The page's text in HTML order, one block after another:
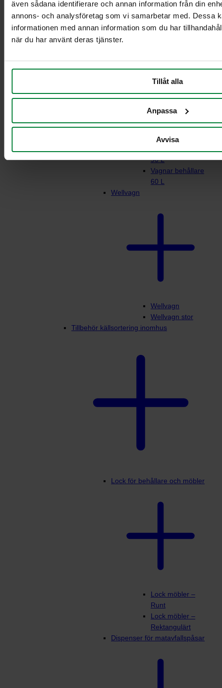
även sådana identifierare och annan information från din
annons- och analysföretag som vi samarbetar med. Dessa
informationen med annan information som du har
när du har använt deras tjänster.
Tillåt alla
Anpassa
Avvisa
Vagn 21-29L
behållare
Vagn 2 x 21-29L
behållare
x 60L
Vagnar behållare
90 L
90 L
Vagnar behållare
60 L
Wellvagn
Wellvagn
Wellvagn stor
Tillbehör källsortering inomhus
Lock för behållare och möbler
Lock möbler –
Runt
Lock möbler –
Rektangulärt
Dispenser för matavfallspåsar